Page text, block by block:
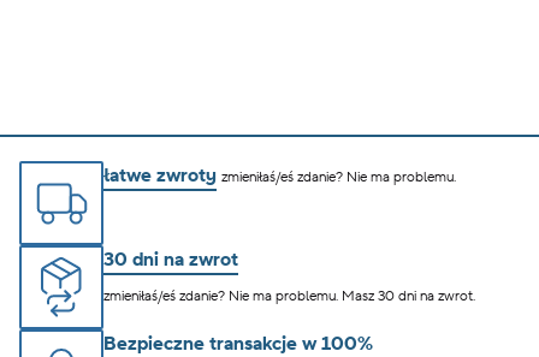
łatwe zwroty zmieniłaś/eś zdanie? Nie ma problemu.
30 dni na zwrot
zmieniłaś/eś zdanie? Nie ma problemu. Masz 30 dni na zwrot.
Bezpieczne transakcje w 100%